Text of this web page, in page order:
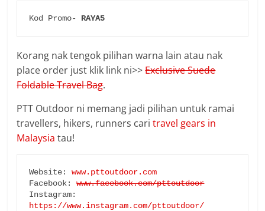
Kod Promo- RAYA5
Korang nak tengok pilihan warna lain atau nak
place order just klik link ni>>Exclusive Suede
Foldable Travel Bag.
PTT Outdoor ni memang jadi pilihan untuk ramai
travellers, hikers, runners caritravel gears in
Malaysia tau!
Website: www.pttoutdoor.com
Facebook: www.facebook.com/pttoutdoor
https://www.instagram.com/pttoutdoor/